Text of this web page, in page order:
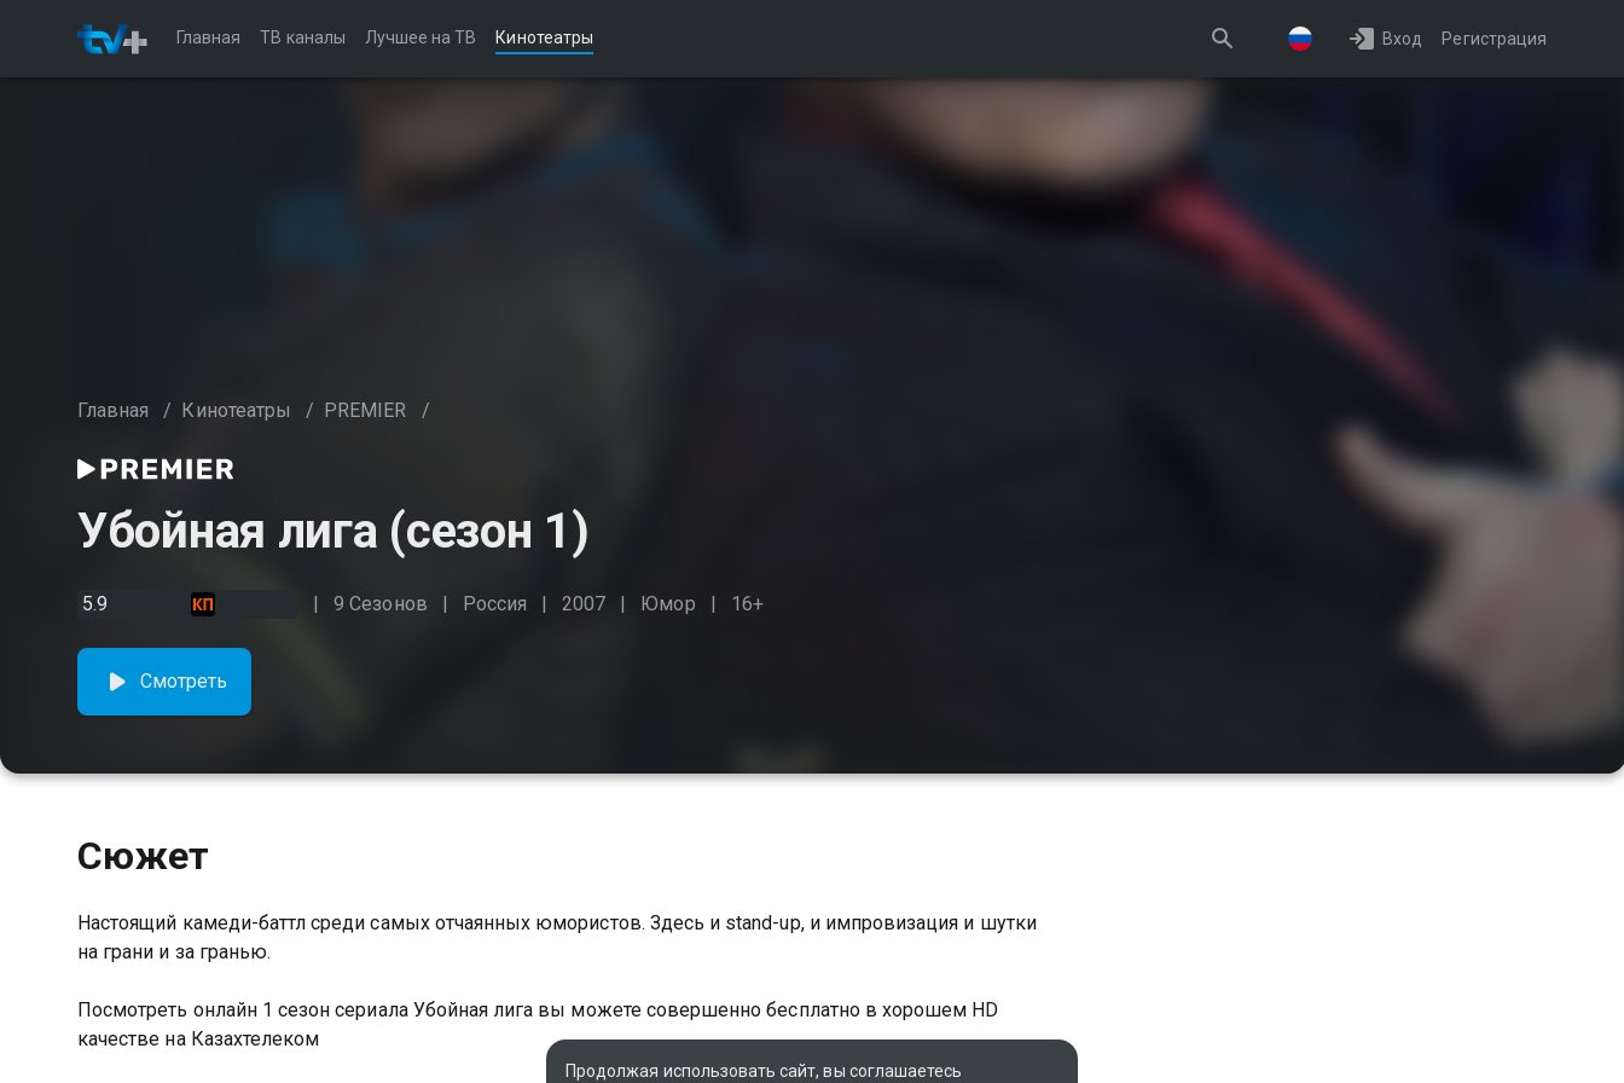
Главная ТВ каналы Лучшее на ТВ Кинотеатры Вход Регистрация
Главная / Кинотеатры / PREMIER /
Убойная лига (сезон 1)
5.9 9 Сезонов Россия 2007 Юмор 16+
Смотреть
Сюжет
Настоящий камеди-баттл среди самых отчаянных юмористов. Здесь и stand-up, и импровизация и шутки
на грани и за гранью.
Посмотреть онлайн 1 сезон сериала Убойная лига вы можете совершенно бесплатно в хорошем HD
качестве на Казахтелеком
Продолжая использовать сайт, вы соглашаетесь